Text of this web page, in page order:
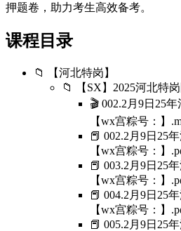
押题卷，助力考生高效备考。
课程目录
📁 【河北特岗】
📁 【SX】2025河北特
🎬 002.2月9日25
【wx宫粽号：】
📕 002.2月9日25
【wx宫粽号：】
📕 003.2月9日25
【wx宫粽号：】
📕 004.2月9日25
【wx宫粽号：】
📕 005.2月9日25